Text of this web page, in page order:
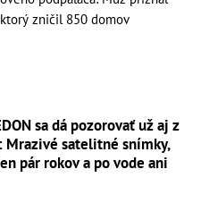
zničil 850 domov
sa dá pozorovať už aj z
Mrazivé satelitné snímky,
pár rokov a po vode ani